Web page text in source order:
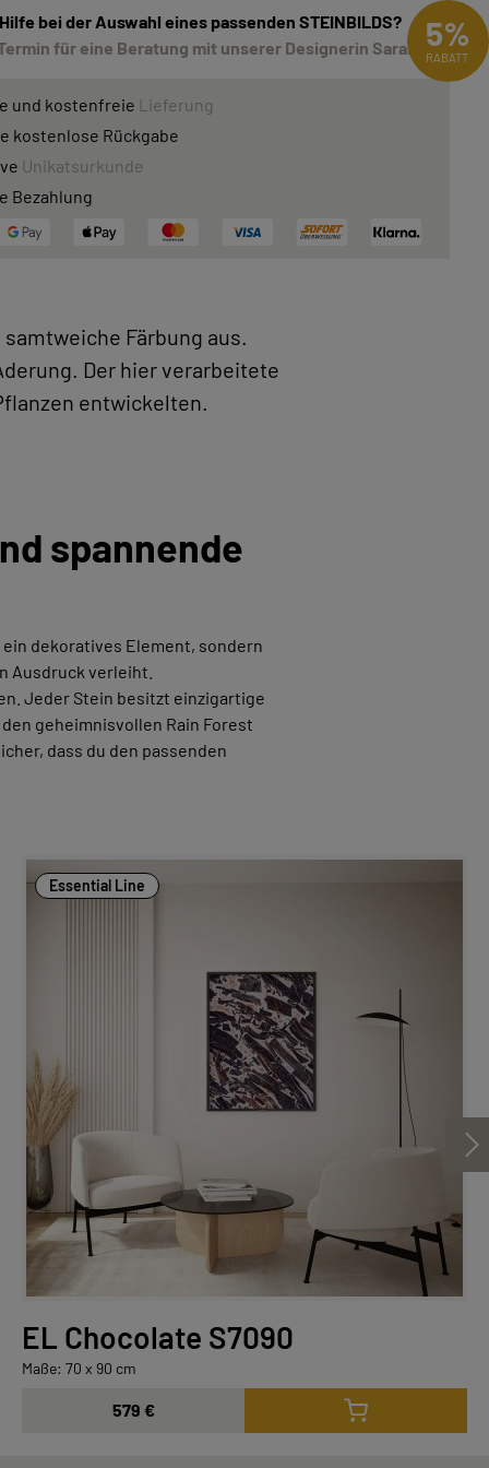
bei der Auswahl eines passenden STEINBILDS?
für eine Beratung mit unserer Designerin Sarah!
und kostenfreie Lieferung
kostenlose Rückgabe
Unikatsurkunde
Bezahlung
Färbung aus.
Der hier verarbeitete
entwickelten.
spannende
dekoratives Element, sondern
Ausdruck verleiht.
Jeder Stein besitzt einzigartige
geheimnisvollen Rain Forest
dass du den passenden
Essential Line
EL Chocolate S7090
Maße: 70 x 90 cm
579 €
5%
RABATT